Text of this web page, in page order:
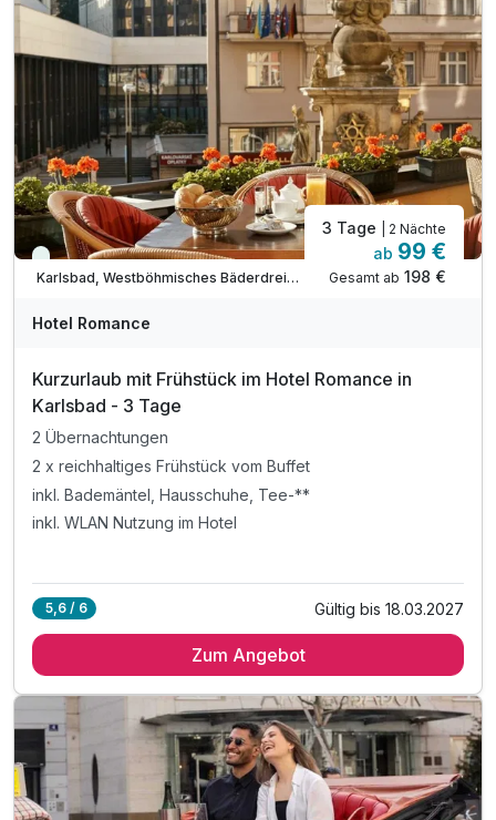
Freier Eintritt in das hoteleigene Balneozentrum
10 % Discount auf weitere Kurbehandlungen vor Ort
Wifi Zugang im Zimmer und in öffentlichen Räumen
Kann ab 15 Jahren absolviert werden!
Viele Termine frei
Karlsbad, Westböhmisches Bäderdreieck
3 Tage | 2 Nächte
ab 99 €
Gesamt ab 198 €
Hotel Romance
Kurzurlaub mit Frühstück im Hotel Romance in
Karlsbad - 3 Tage
2 Übernachtungen
2 x reichhaltiges Frühstück vom Buffet
inkl. Bademäntel, Hausschuhe, Tee-**
inkl. WLAN Nutzung im Hotel
5,6 / 6 Gültig bis 18.03.2027
Zum Angebot